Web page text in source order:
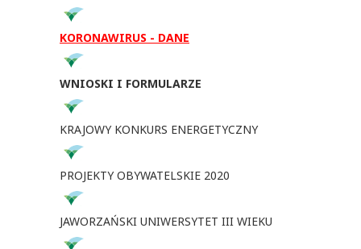
KORONAWIRUS - DANE
WNIOSKI I FORMULARZE
KRAJOWY KONKURS ENERGETYCZNY
PROJEKTY OBYWATELSKIE 2020
JAWORZAŃSKI UNIWERSYTET III WIEKU